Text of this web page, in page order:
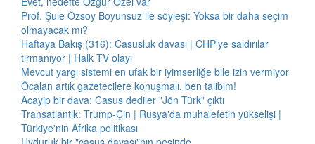
Prof. Şule Özsoy Boyunsuz ile söyleşi: Yoksa bir daha seçim
olmayacak mı?
Haftaya Bakış (316): Casusluk davası | CHP'ye saldırılar
tırmanıyor | Halk TV olayı
Mevcut yargı sistemi en ufak bir iyimserliğe bile izin vermiyor
Öcalan artık gazetecilere konuşmalı, ben talibim!
Acayip bir dava: Casus dediler "Jön Türk" çıktı
Transatlantik: Trump-Çin | Rusya'da muhalefetin yükselişi |
Türkiye'nin Afrika politikası